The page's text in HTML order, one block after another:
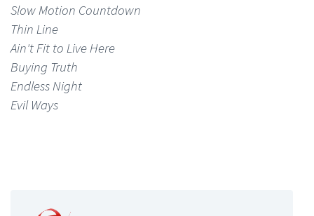
Slow Motion Countdown
Thin Line
Ain't Fit to Live Here
Buying Truth
Endless Night
Evil Ways